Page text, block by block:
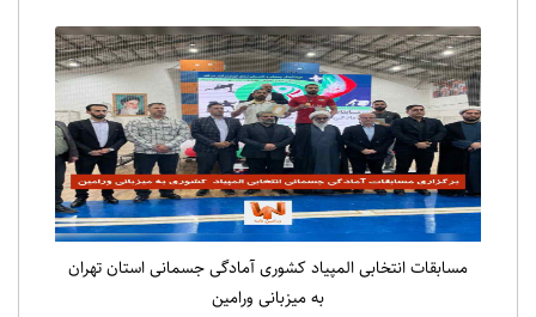
مسابقات انتخابی المپیاد کشوری آمادگی جسمانی استان تهران
به میزبانی ورامین